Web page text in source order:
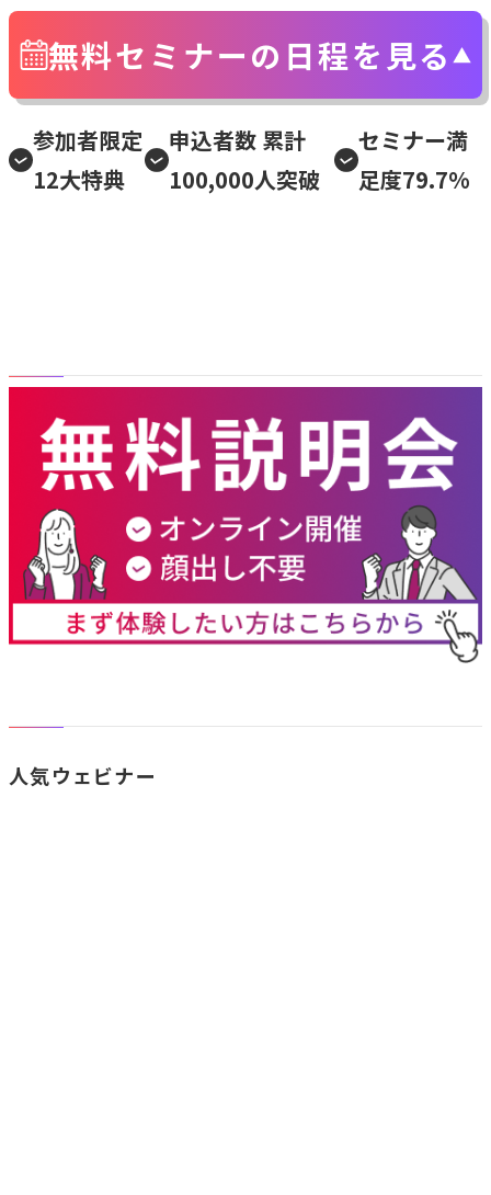
無料セミナーの日程を見る
参加者限定
12大特典
申込者数 累計
100,000人突破
セミナー満
足度79.7%
人気ウェビナー